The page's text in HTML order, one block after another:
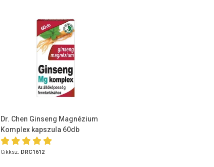
Dr. Chen Ginseng Magnézium
Komplex kapszula 60db
Cikksz. DRC1612